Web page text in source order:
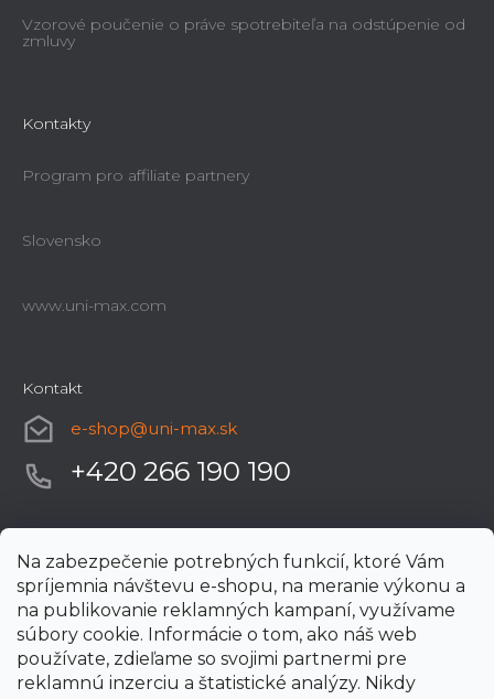
Na zabezpečenie potrebných funkcií, ktoré Vám
spríjemnia návštevu e-shopu, na meranie výkonu a
na publikovanie reklamných kampaní, využívame
súbory cookie. Informácie o tom, ako náš web
používate, zdieľame so svojimi partnermi pre
reklamnú inzerciu a štatistické analýzy. Nikdy
Vzorové poučenie o práve spotrebiteľa na odstúpenie od
zmluvy
Kontakty
Program pro affiliate partnery
Slovensko
www.uni-max.com
Kontakt
e-shop@uni-max.sk
+420 266 190 190